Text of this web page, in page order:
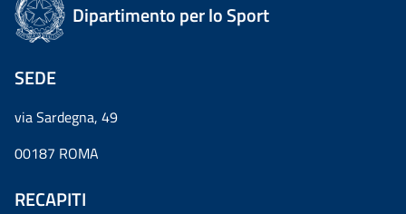
Dipartimento per lo Sport
SEDE
via Sardegna, 49
00187 ROMA
RECAPITI